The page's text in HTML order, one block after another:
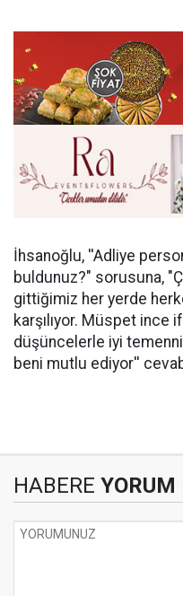
İhsanoğlu, ''Adliye
buldunuz?" sorusuna,
gittiğimiz her yerde
karşılıyor. Müspet ince
düşüncelerle iyi
beni mutlu ediyor''
HABERE YORUM